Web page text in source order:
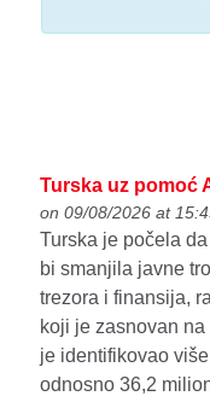
Turska uz pomoć
on 09/08/2026 at
Turska je počela
bi smanjila javne
trezora i finansija,
koji je zasnovan
je identifikovao
odnosno 36,2